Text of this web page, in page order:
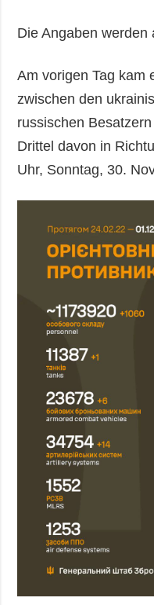
Die Angaben werden
Am vorigen Tag kam
zwischen den
russischen
Drittel davon in
Uhr, Sonntag, 30.